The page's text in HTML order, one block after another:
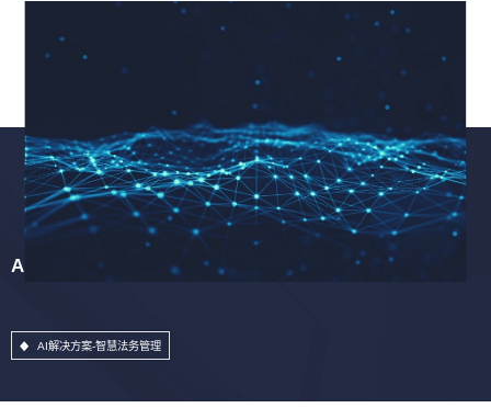
AI解决方案-智慧法务管理
AI解决方案-智慧法务管理